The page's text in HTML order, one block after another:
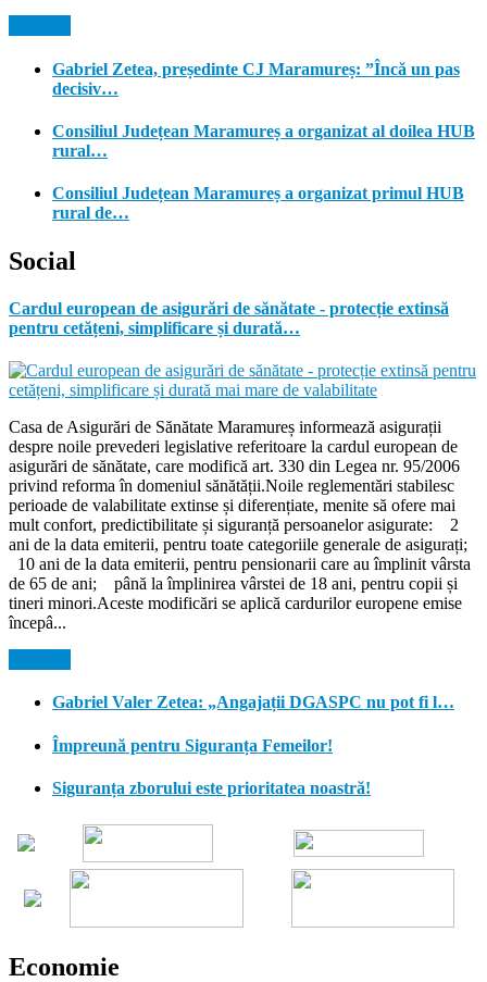
Gabriel Zetea, președinte CJ Maramureș: ”Încă un pas
decisiv…
Consiliul Județean Maramureș a organizat al doilea HUB
rural…
Consiliul Județean Maramureș a organizat primul HUB
rural de…
Social
Cardul european de asigurări de sănătate - protecție extinsă
pentru cetățeni, simplificare și durată…
Casa de Asigurări de Sănătate Maramureș informează asigurații
despre noile prevederi legislative referitoare la cardul european de
asigurări de sănătate, care modifică art. 330 din Legea nr. 95/2006
privind reforma în domeniul sănătății.Noile reglementări stabilesc
perioade de valabilitate extinse și diferențiate, menite să ofere mai
mult confort, predictibilitate și siguranță persoanelor asigurate: 2
ani de la data emiterii, pentru toate categoriile generale de asigurați;
10 ani de la data emiterii, pentru pensionarii care au împlinit vârsta
de 65 de ani; până la împlinirea vârstei de 18 ani, pentru copii și
tineri minori.Aceste modificări se aplică cardurilor europene emise
începâ...
Gabriel Valer Zetea: „Angajații DGASPC nu pot fi l…
Împreună pentru Siguranța Femeilor!
Siguranța zborului este prioritatea noastră!
Economie